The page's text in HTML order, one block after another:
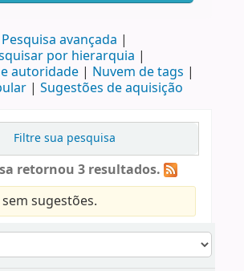
Pesquisa avançada
por hierarquia
autoridade
Nuvem de tags
Sugestões de aquisição
Filtre sua pesquisa
retornou 3 resultados.
sugestões.